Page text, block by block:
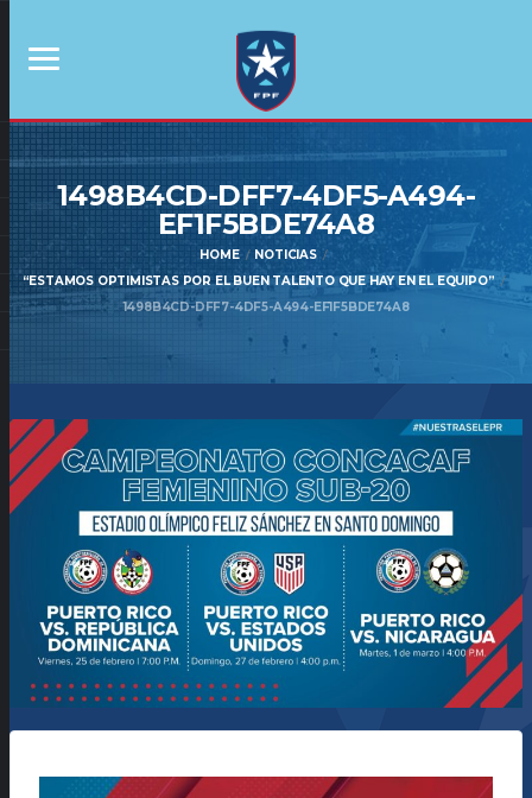
1498B4CD-DFF7-4DF5-A494-
EF1F5BDE74A8
HOME
NOTICIAS
“ESTAMOS OPTIMISTAS POR EL BUEN TALENTO QUE HAY EN EL EQUIPO”
1498B4CD-DFF7-4DF5-A494-EF1F5BDE74A8